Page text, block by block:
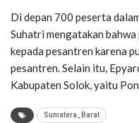
Di depan 700 peserta
Suhatri mengatakan
kepada pesantren karena
pesantren. Selain itu,
Kabupaten Solok, yaitu
Sumatera_Barat